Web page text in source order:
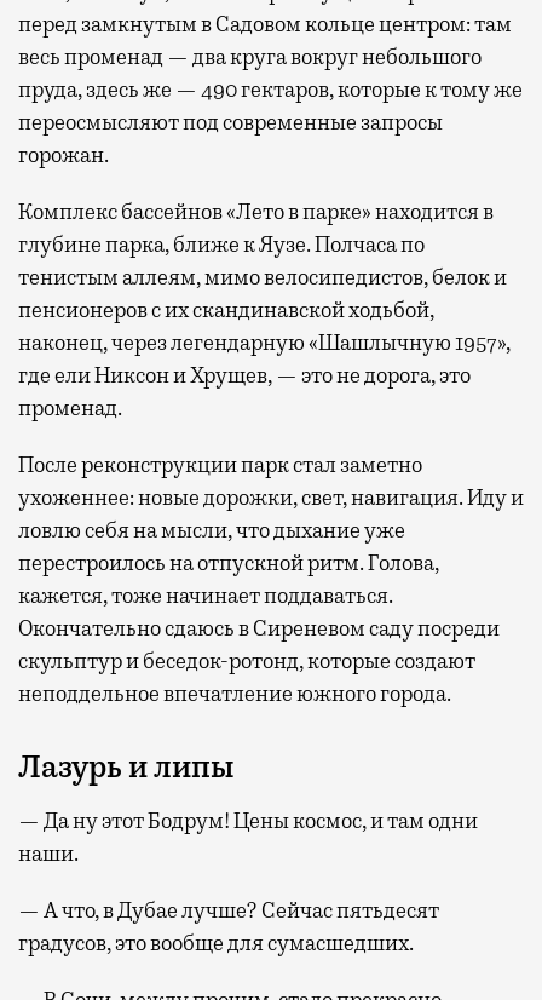
перед замкнутым в Садовом кольце центром: там
весь променад — два круга вокруг небольшого
пруда, здесь же — 490 гектаров, которые к тому же
переосмысляют под современные запросы
горожан.
Комплекс бассейнов «Лето в парке» находится в
глубине парка, ближе к Яузе. Полчаса по
тенистым аллеям, мимо велосипедистов, белок и
пенсионеров с их скандинавской ходьбой,
наконец, через легендарную «Шашлычную 1957»,
где ели Никсон и Хрущев, — это не дорога, это
променад.
После реконструкции парк стал заметно
ухоженнее: новые дорожки, свет, навигация. Иду и
ловлю себя на мысли, что дыхание уже
перестроилось на отпускной ритм. Голова,
кажется, тоже начинает поддаваться.
Окончательно сдаюсь в Сиреневом саду посреди
скульптур и беседок-ротонд, которые создают
неподдельное впечатление южного города.
Лазурь и липы
— Да ну этот Бодрум! Цены космос, и там одни
наши.
— А что, в Дубае лучше? Сейчас пятьдесят
градусов, это вообще для сумасшедших.